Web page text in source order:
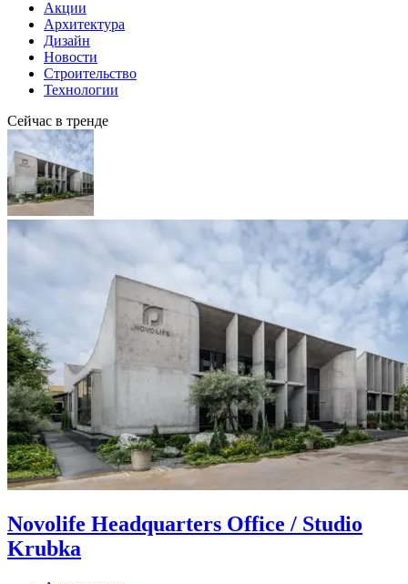
Акции
Архитектура
Дизайн
Новости
Строительство
Технологии
Сейчас в тренде
Novolife Headquarters Office / Studio
Krubka